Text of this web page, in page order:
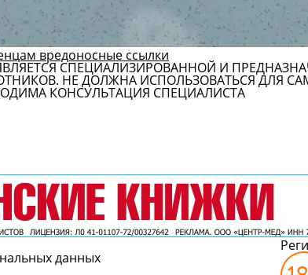
вредоносные ссылки
СПЕЦИАЛИЗИРОВАННОЙ И
НЕ ДОЛЖНА ИСПОЛЬЗОВАТЬСЯ ДЛЯ
КОНСУЛЬТАЦИЯ СПЕЦИАЛИСТА
данных